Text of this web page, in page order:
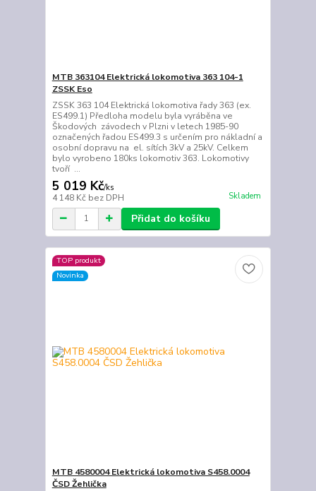
MTB 363104 Elektrická lokomotiva 363 104-1
ZSSK Eso
ZSSK 363 104 Elektrická lokomotiva řady 363 (ex.
ES499.1) Předloha modelu byla vyráběna ve
Škodových závodech v Plzni v letech 1985-90
označených řadou ES499.3 s určením pro nákladní a
osobní dopravu na el. sítích 3kV a 25kV. Celkem
bylo vyrobeno 180ks lokomotiv 363. Lokomotivy
tvoří ...
5 019 Kč/ks
4 148 Kč bez DPH Skladem
Přidat do košíku
TOP produkt
Novinka
MTB 4580004 Elektrická lokomotiva S458.0004
ČSD Žehlička